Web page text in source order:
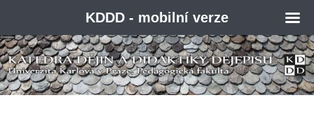
KDDD - mobilní verze